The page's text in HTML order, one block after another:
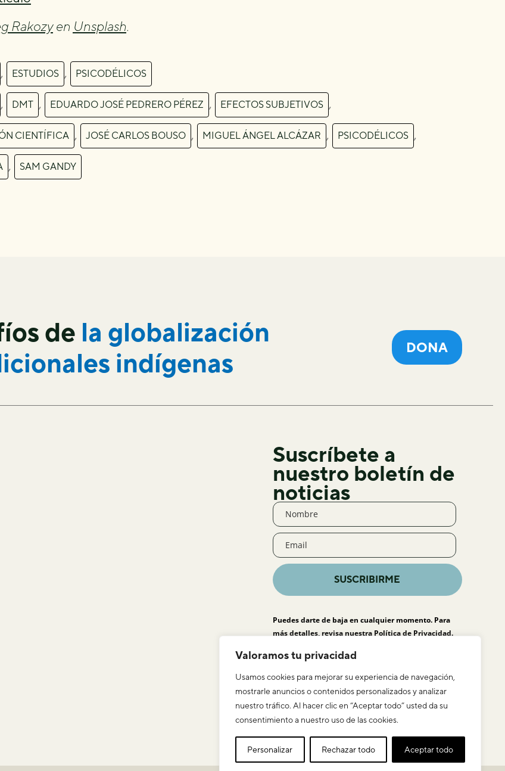
Valoramos tu privacidad
Usamos cookies para mejorar su experiencia de navegación,
mostrarle anuncios o contenidos personalizados y analizar
nuestro tráfico. Al hacer clic en “Aceptar todo” usted da su
consentimiento a nuestro uso de las cookies.
Personalizar Rechazar todo Aceptar todo
Rakozyen Unsplash.
, ESTUDIOS , PSICODÉLICOS
, DMT , EDUARDO JOSÉ PEDRERO PÉREZ , EFECTOS SUBJETIVOS ,
CIENTÍFICA , JOSÉ CARLOS BOUSO , MIGUEL ÁNGEL ALCÁZAR , PSICODÉLICOS ,
, SAM GANDY
de la globalización
indígenas DONA
Suscríbete a
nuestro boletín de
noticias
SUSCRIBIRME
Puedes darte de baja en cualquier momento. Para
más detalles, revisa nuestra Política de Privacidad.